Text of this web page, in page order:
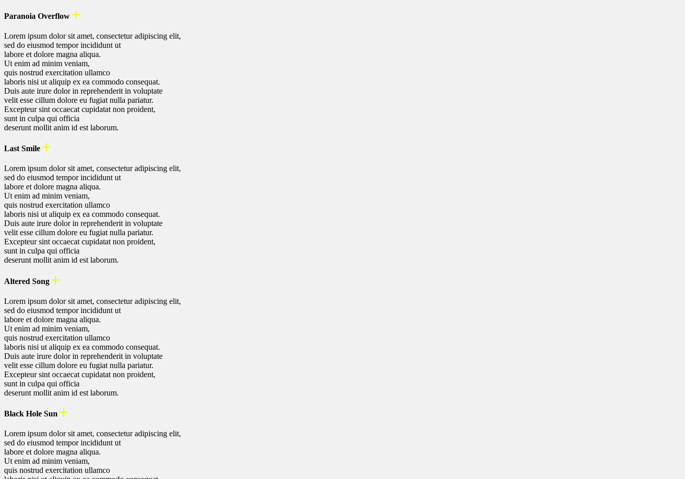
Paranoia Overflow
Lorem ipsum dolor sit amet, consectetur adipiscing elit,
sed do eiusmod tempor incididunt ut
labore et dolore magna aliqua.
Ut enim ad minim veniam,
quis nostrud exercitation ullamco
laboris nisi ut aliquip ex ea commodo consequat.
Duis aute irure dolor in reprehenderit in voluptate
velit esse cillum dolore eu fugiat nulla pariatur.
Excepteur sint occaecat cupidatat non proident,
sunt in culpa qui officia
deserunt mollit anim id est laborum.
Last Smile
Lorem ipsum dolor sit amet, consectetur adipiscing elit,
sed do eiusmod tempor incididunt ut
labore et dolore magna aliqua.
Ut enim ad minim veniam,
quis nostrud exercitation ullamco
laboris nisi ut aliquip ex ea commodo consequat.
Duis aute irure dolor in reprehenderit in voluptate
velit esse cillum dolore eu fugiat nulla pariatur.
Excepteur sint occaecat cupidatat non proident,
sunt in culpa qui officia
deserunt mollit anim id est laborum.
Altered Song
Lorem ipsum dolor sit amet, consectetur adipiscing elit,
sed do eiusmod tempor incididunt ut
labore et dolore magna aliqua.
Ut enim ad minim veniam,
quis nostrud exercitation ullamco
laboris nisi ut aliquip ex ea commodo consequat.
Duis aute irure dolor in reprehenderit in voluptate
velit esse cillum dolore eu fugiat nulla pariatur.
Excepteur sint occaecat cupidatat non proident,
sunt in culpa qui officia
deserunt mollit anim id est laborum.
Black Hole Sun
Lorem ipsum dolor sit amet, consectetur adipiscing elit,
sed do eiusmod tempor incididunt ut
labore et dolore magna aliqua.
Ut enim ad minim veniam,
quis nostrud exercitation ullamco